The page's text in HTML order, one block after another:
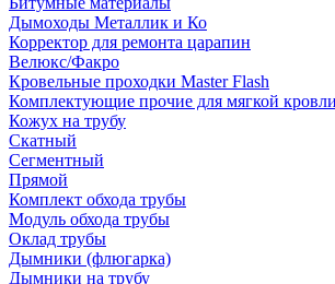
Дымоходы Металлик и Ко
Корректор для ремонта царапин
Велюкс/Факро
Кровельные проходки Master Flash
Комплектующие прочие для мягкой кровли
Кожух на трубу
Скатный
Сегментный
Прямой
Комплект обхода трубы
Модуль обхода трубы
Оклад трубы
Дымники (флюгарка)
Дымники на трубу